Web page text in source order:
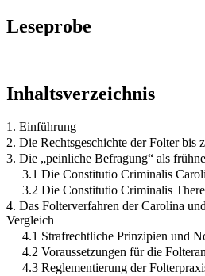
Leseprobe
Inhaltsverzeichnis
1. Einführung
2. Die Rechtsgeschichte der Folter bis
3. Die „peinliche Befragung“ als
3.1 Die Constitutio Criminalis
3.2 Die Constitutio Criminalis
4. Das Folterverfahren der Carolina
Vergleich
4.1 Strafrechtliche Prinzipien und
4.2 Voraussetzungen für die
4.3 Reglementierung der